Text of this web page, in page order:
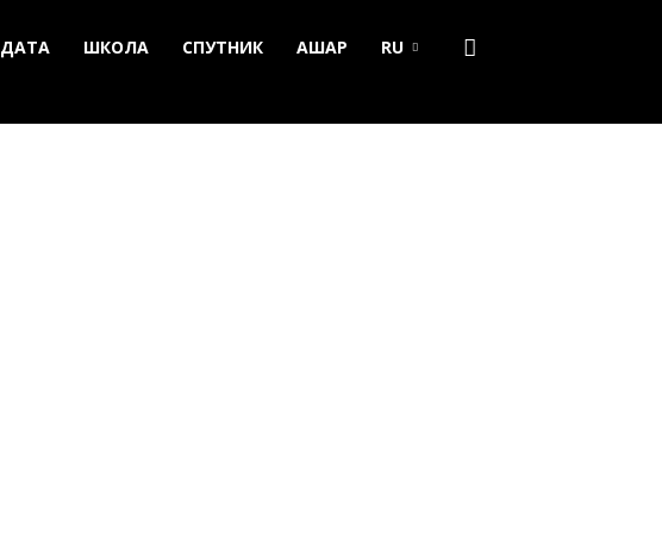
ДАТА ШКОЛА СПУТНИК АШАР RU